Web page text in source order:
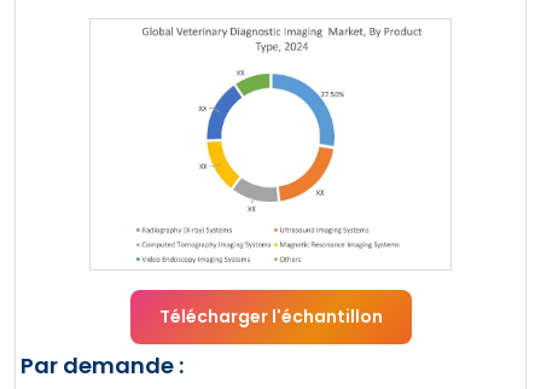
Télécharger l'échantillon
Par demande :